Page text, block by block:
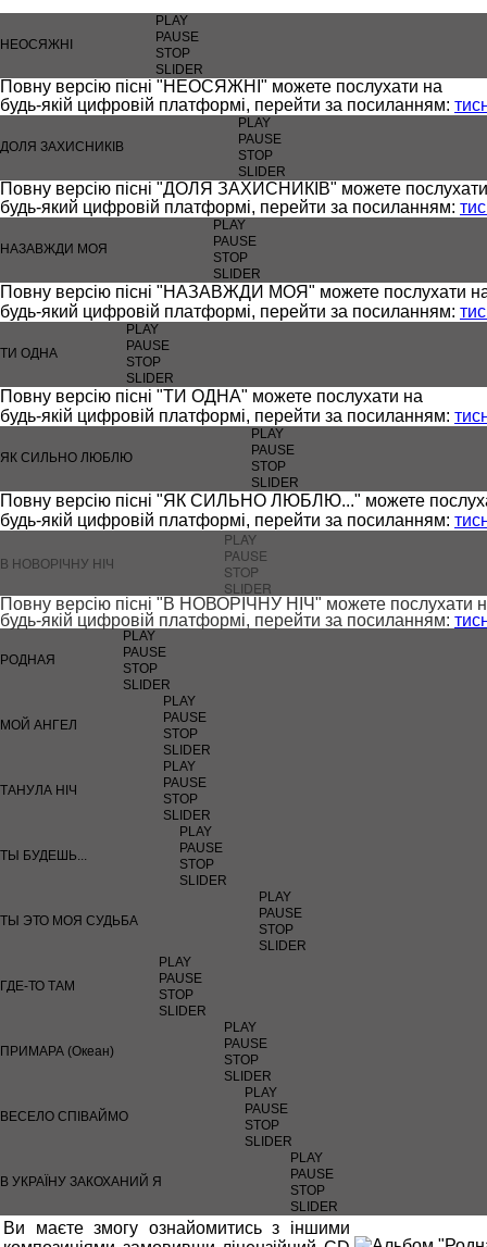
НЕОСЯЖНІ
PLAY
PAUSE
STOP
SLIDER
Повну версію пісні "НЕОСЯЖНІ" можете послухати на
будь-якій цифровій платформі, перейти за посиланням:
ДОЛЯ ЗАХИСНИКІВ
PLAY
PAUSE
STOP
SLIDER
Повну версію пісні "ДОЛЯ ЗАХИСНИКІВ" можете
будь-який цифровій платформі, перейти за посиланням:
НАЗАВЖДИ МОЯ
PLAY
PAUSE
STOP
SLIDER
Повну версію пісні "НАЗАВЖДИ МОЯ" можете послухати
будь-який цифровій платформі, перейти за посиланням:
ТИ ОДНА
PLAY
PAUSE
STOP
SLIDER
Повну версію пісні "ТИ ОДНА" можете послухати на
будь-якій цифровій платформі, перейти за посиланням:
ЯК СИЛЬНО ЛЮБЛЮ
PLAY
PAUSE
STOP
SLIDER
Повну версію пісні "ЯК СИЛЬНО ЛЮБЛЮ..." можете
будь-якій цифровій платформі, перейти за посиланням:
В НОВОРІЧНУ НІЧ
PLAY
PAUSE
STOP
SLIDER
Повну версію пісні "В НОВОРІЧНУ НІЧ" можете послухати
будь-якій цифровій платформі, перейти за посиланням:
РОДНАЯ
PLAY
PAUSE
STOP
SLIDER
МОЙ АНГЕЛ
PLAY
PAUSE
STOP
SLIDER
ТАНУЛА НІЧ
PLAY
PAUSE
STOP
SLIDER
ТЫ БУДЕШЬ...
PLAY
PAUSE
STOP
SLIDER
ТЫ ЭТО МОЯ СУДЬБА
PLAY
PAUSE
STOP
SLIDER
ГДЕ-ТО ТАМ
PLAY
PAUSE
STOP
SLIDER
ПРИМАРА (Океан)
PLAY
PAUSE
STOP
SLIDER
ВЕСЕЛО СПІВАЙМО
PLAY
PAUSE
STOP
SLIDER
В УКРАЇНУ ЗАКОХАНИЙ Я
PLAY
PAUSE
STOP
SLIDER
Ви маєте змогу ознайомитись з іншими